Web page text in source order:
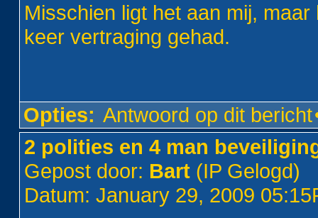
Misschien ligt het aan mij,
keer vertraging gehad.
Opties: Antwoord op dit bericht
2 polities en 4 man
Gepost door: Bart (IP Gelogd)
Datum: January 29, 2009